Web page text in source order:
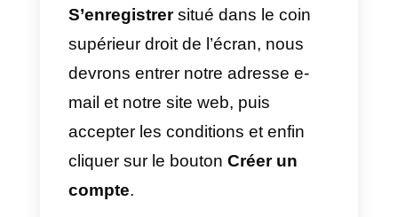
caractéristiques de ce service:
Sirena dispose d’un réseau de
communication interne qui facilite
les relations entre les membres
de l’entreprise.